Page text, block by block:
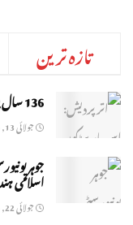
تازہ ترین
136 سال پرانی تاریخی مسجد میں داخلہ بند، نماز پر بھی پابندی!
جولائی 13, 2026
جوہر
اسلامی
جولائی 22, 2026